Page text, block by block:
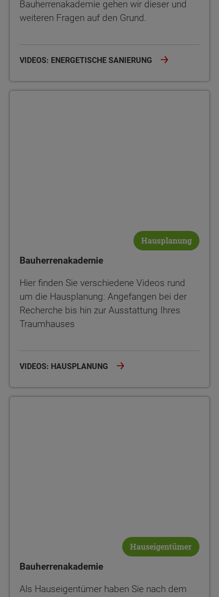
Bauherrenakademie gehen wir dieser und
weiteren Fragen auf den Grund.
VIDEOS: ENERGETISCHE SANIERUNG
Hausplanung
Bauherrenakademie
Hier finden Sie verschiedene Videos rund
um die Hausplanung: Angefangen bei der
Recherche bis hin zur Ausstattung Ihres
Traumhauses
VIDEOS: HAUSPLANUNG
Hauseigentümer
Bauherrenakademie
Als Hauseigentümer haben Sie nach dem